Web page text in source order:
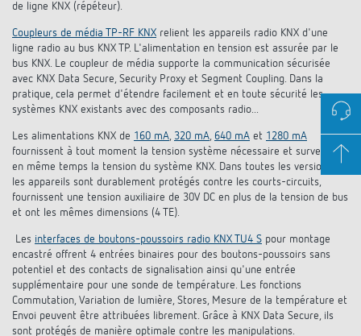
de ligne KNX (répéteur).
Coupleurs de média TP-RF KNX relient les appareils radio KNX d'une
ligne radio au bus KNX TP. L'alimentation en tension est assurée par le
bus KNX. Le coupleur de média supporte la communication sécurisée
avec KNX Data Secure, Security Proxy et Segment Coupling. Dans la
pratique, cela permet d'étendre facilement et en toute sécurité les
systèmes KNX existants avec des composants radio...
Les alimentations KNX de 160 mA, 320 mA, 640 mA et 1280 mA
fournissent à tout moment la tension système nécessaire et surveillent
en même temps la tension du système KNX. Dans toutes les versions,
les appareils sont durablement protégés contre les courts-circuits,
fournissent une tension auxiliaire de 30V DC en plus de la tension de bus
et ont les mêmes dimensions (4 TE).
Les interfaces de boutons-poussoirs radio KNX TU4 S pour montage
encastré offrent 4 entrées binaires pour des boutons-poussoirs sans
potentiel et des contacts de signalisation ainsi qu'une entrée
supplémentaire pour une sonde de température. Les fonctions
Commutation, Variation de lumière, Stores, Mesure de la température et
Envoi peuvent être attribuées librement. Grâce à KNX Data Secure, ils
sont protégés de manière optimale contre les manipulations.